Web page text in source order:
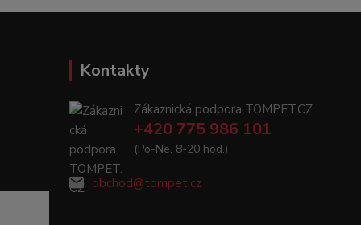
Kontakty
Zákaznická podpora TOMPET.CZ
+420 775 986 101
(Po-Ne, 8-20 hod.)
obchod@tompet.cz